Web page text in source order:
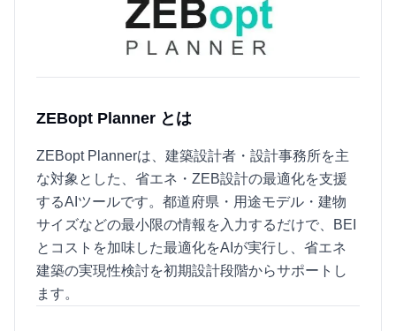
ZEBopt Planner とは
ZEBopt Plannerは、建築設計者・設計事務所を主
な対象とした、省エネ・ZEB設計の最適化を支援
するAIツールです。都道府県・用途モデル・建物
サイズなどの最小限の情報を入力するだけで、BEI
とコストを加味した最適化をAIが実行し、省エネ
建築の実現性検討を初期設計段階からサポートし
ます。